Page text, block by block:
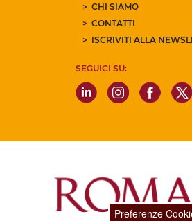
CHI SIAMO
CONTATTI
ISCRIVITI ALLA
SEGUICI SU:
Preferenze